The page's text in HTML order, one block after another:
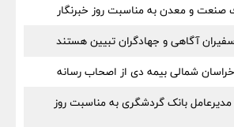
صنعت و معدن به مناسبت روز خبرنگار
سفیران آگاهی و جهادگران تبیین هستند
شمالی بیمه دی از اصحاب رسانه
مدیرعامل بانک گردشگری به مناسبت روز